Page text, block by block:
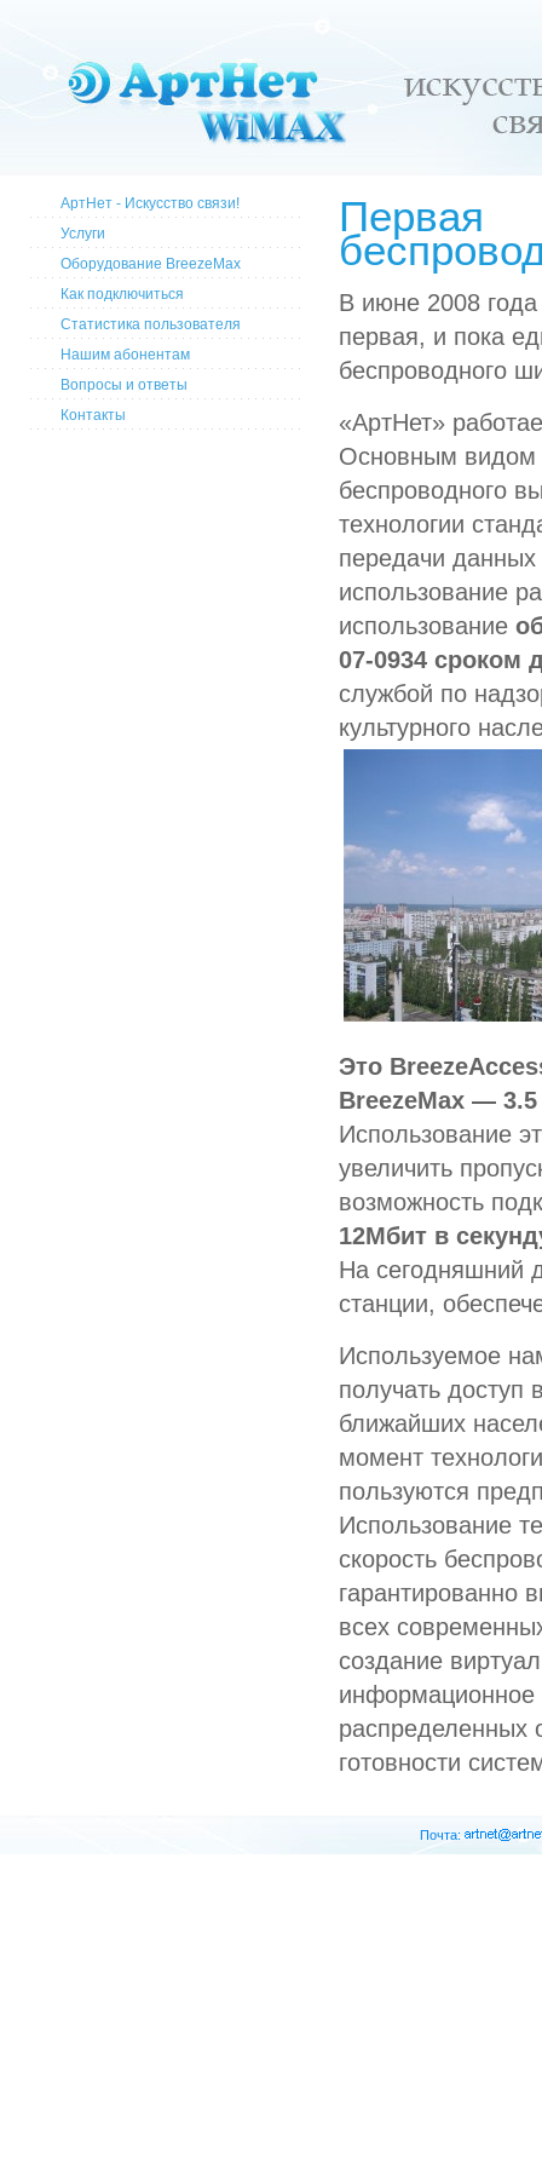
АртНет - Искусство связи!
Услуги
Оборудование BreezeMax
Как подключиться
Статистика пользователя
Нашим абонентам
Вопросы и ответы
Контакты
В июне 2008
первая, и пока
беспроводного
«АртНет»
Основным видом
беспроводного
технологии
передачи
использование
использование
07-0934 сроком
службой по
культурного
Это
BreezeMax — 3.5
Использование
увеличить
возможность
12Мбит в
На сегодняшний
станции,
Используемое
получать доступ
ближайших
момент
пользуются
Использование
скорость
гарантированно
всех
создание
информационное
распределенных
готовности
Почта: